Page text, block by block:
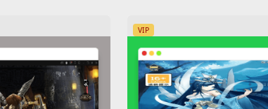
VIP